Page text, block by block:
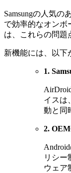
Samsungの人気
で効率的なオンボ
は、これらの問題
新機能には、以下
1.
イスは
動と同
2.
リシー
ウェア